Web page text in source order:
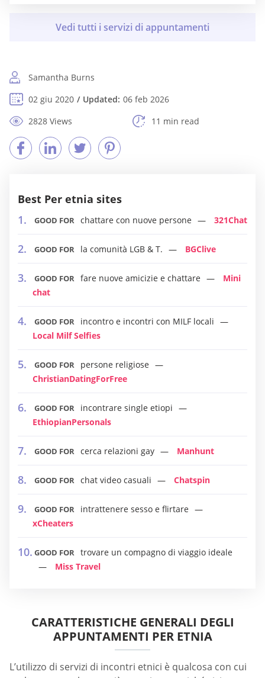
Samantha Burns
02 giu 2020
Updated: 06 feb 2026
2828 Views
11 min read
Best Per etnia sites
GOOD FOR chattare con nuove persone 321Chat
GOOD FOR la comunità LGB & T. BGClive
GOOD FOR fare nuove amicizie e chattare
Mini
chat
GOOD FOR
incontro e incontri con MILF locali
Local Milf Selfies
GOOD FOR
persone religiose
ChristianDatingForFree
GOOD FOR
incontrare single etiopi
EthiopianPersonals
GOOD FOR cerca relazioni gay Manhunt
GOOD FOR chat video casuali Chatspin
GOOD FOR
intrattenere sesso e flirtare
xCheaters
GOOD FOR trovare un compagno di viaggio ideale
Miss Travel
CARATTERISTICHE GENERALI DEGLI
APPUNTAMENTI PER ETNIA
L’utilizzo di servizi di incontri etnici è qualcosa con cui